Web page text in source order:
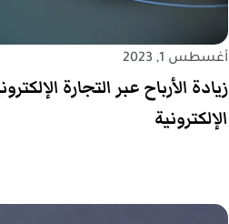
أغسطس 1, 2023
زيادة الأرباح عبر التجارة
الإلكترونية